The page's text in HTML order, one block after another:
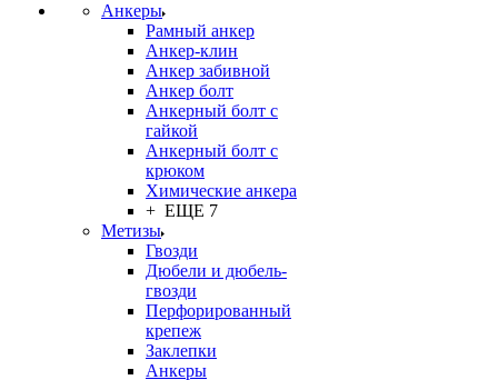
Анкеры
Рамный анкер
Анкер-клин
Анкер забивной
Анкер болт
Анкерный болт с
гайкой
Анкерный болт с
крюком
Химические анкера
+ ЕЩЕ 7
Метизы
Гвозди
Дюбели и дюбель-
гвозди
Перфорированный
крепеж
Заклепки
Анкеры